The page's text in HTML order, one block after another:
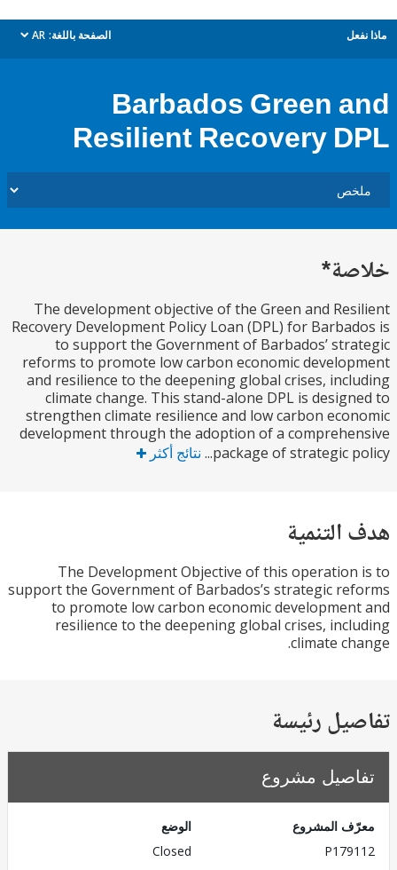
الصفحة باللغة: AR
dropdown
Barbados Green
Resilient Recovery
The development objective of the Green and
Recovery Development Policy Loan (DPL) for
to support the Government of Barbados’
reforms to promote low carbon economic
and resilience to the deepening global crises,
climate change. This stand-alone DPL is
strengthen climate resilience and low carbon
development through the adoption of a
package of strategic نتائج أكثر
The Development Objective of this
support the Government of Barbados’s strategic
to promote low carbon economic
resilience to the deepening global crises,
climate
رئيسة
مشروع
المشروع